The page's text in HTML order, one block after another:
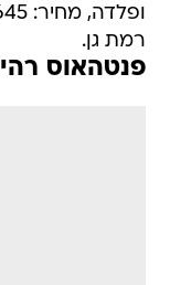
רמת גן.
פנטהאוס